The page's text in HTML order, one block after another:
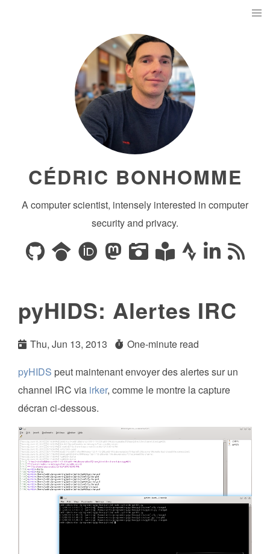
CÉDRIC BONHOMME
A computer scientist, intensely interested in computer
security and privacy.
pyHIDS: Alertes IRC
Thu, Jun 13, 2013
One-minute read
pyHIDS peut maintenant envoyer des alertes sur un
channel IRC via irker, comme le montre la capture
décran ci-dessous.